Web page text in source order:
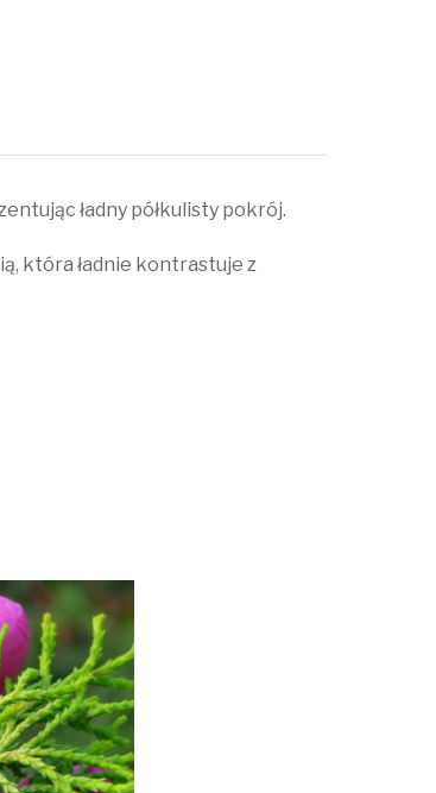
ładny półkulisty pokrój.
która ładnie kontrastuje z